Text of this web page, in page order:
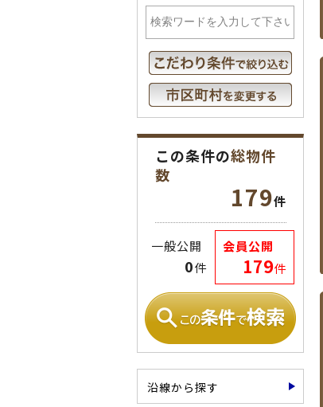
この条件の総物件
数
179件
会員公開
179件
一般公開
0件
沿線から探す